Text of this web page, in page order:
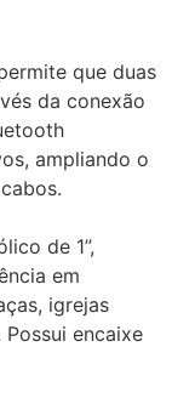
que duas
da conexão
ampliando o
de 1”,
em
igrejas
encaixe